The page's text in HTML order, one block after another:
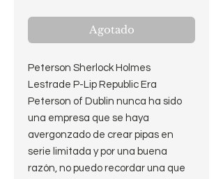
Agotado
Peterson Sherlock Holmes
Lestrade P-Lip Republic Era
Peterson of Dublin nunca ha sido
una empresa que se haya
avergonzado de crear pipas en
serie limitada y por una buena
razón, no puedo recordar una que